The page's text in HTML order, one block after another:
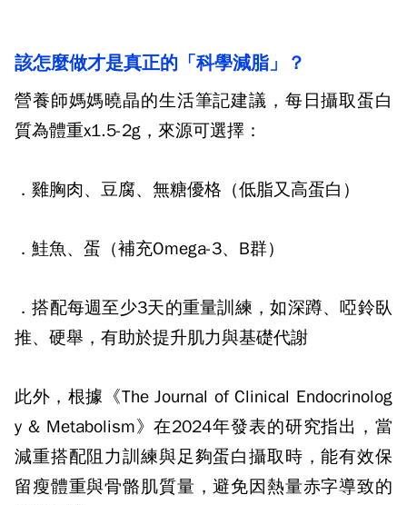
該怎麼做才是真正的「科學減脂」？
營養師媽媽曉晶的生活筆記建議，每日攝取蛋白
質為體重x1.5-2g ，來源可選擇：
．雞胸肉、豆腐、無糖優格（低脂又高蛋白）
．鮭魚、蛋（補充Omega-3、 B群）
．搭配每週至少3天的重量訓練，如深蹲、啞鈴臥
推、硬舉，有助於提升肌力與基礎代謝
此外，根據《The Journal of Clinical Endocrinolog
y & Metabolism》在2024年發表的研究指出，當
減重搭配阻力訓練與足夠蛋白攝取時，能有效保
留瘦體重與骨骼肌質量，避免因熱量赤字導致的